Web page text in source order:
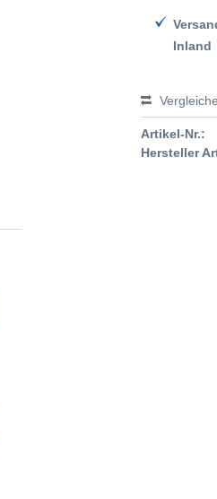
Inland
Artikel-Nr.:
Hersteller